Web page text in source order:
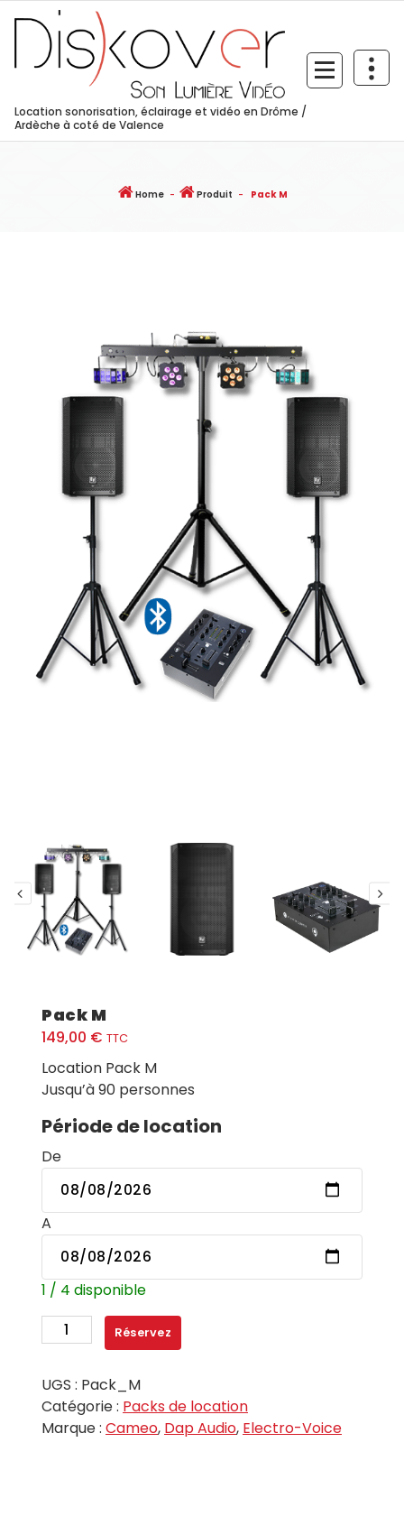
content
Location sonorisation, éclairage et vidéo en Drôme /
Ardèche à coté de Valence
Home- Produit - Pack M
Pack M
149,00 € TTC
Location Pack M
Jusqu’à 90 personnes
Période de location
De
A
1 / 4 disponible
quantité
de
M
Réservez
UGS : Pack_M
Catégorie : Packs de location
Marque : Cameo, Dap Audio, Electro-Voice